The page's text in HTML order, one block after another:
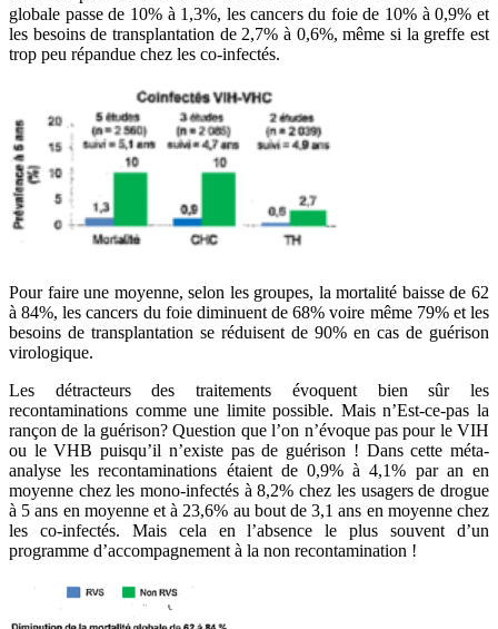
globale passe de 10% à 1,3%, les cancers du foie de 10% à 0,9% et
les besoins de transplantation de 2,7% à 0,6%, même si la greffe est
trop peu répandue chez les co-infectés.
Pour faire une moyenne, selon les groupes, la mortalité baisse de 62
à 84%, les cancers du foie diminuent de 68% voire même 79% et les
besoins de transplantation se réduisent de 90% en cas de guérison
virologique.
Les détracteurs des traitements évoquent bien sûr les
recontaminations comme une limite possible. Mais n’Est-ce-pas la
rançon de la guérison? Question que l’on n’évoque pas pour le VIH
ou le VHB puisqu’il n’existe pas de guérison ! Dans cette méta-
analyse les recontaminations étaient de 0,9% à 4,1% par an en
moyenne chez les mono-infectés à 8,2% chez les usagers de drogue
à 5 ans en moyenne et à 23,6% au bout de 3,1 ans en moyenne chez
les co-infectés. Mais cela en l’absence le plus souvent d’un
programme d’accompagnement à la non recontamination !